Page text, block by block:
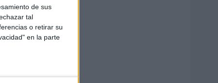
de sus
tal
o retirar su
en la parte